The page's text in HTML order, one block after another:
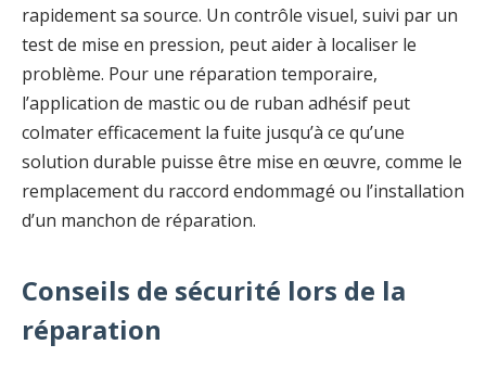
rapidement sa source. Un contrôle visuel, suivi par un
test de mise en pression, peut aider à localiser le
problème. Pour une réparation temporaire,
l’application de mastic ou de ruban adhésif peut
colmater efficacement la fuite jusqu’à ce qu’une
solution durable puisse être mise en œuvre, comme le
remplacement du raccord endommagé ou l’installation
d’un manchon de réparation.
Conseils de sécurité lors de la
réparation